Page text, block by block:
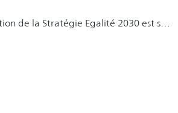
de la Stratégie Egalité 2030 est sa
Egalité 2030 du Conseil